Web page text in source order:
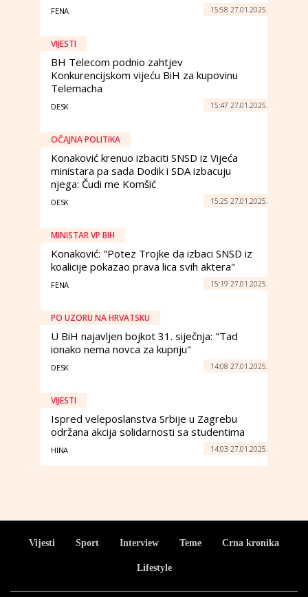
FENA 15:58 27.01.2025.
VIJESTI
BH Telecom podnio zahtjev
Konkurencijskom vijeću BiH za kupovinu
Telemacha
DESK 15:47 27.01.2025.
OČAJNA POLITIKA
Konaković krenuo izbaciti SNSD iz Vijeća
ministara pa sada Dodik i SDA izbacuju
njega: Čudi me Komšić
DESK 15:25 27.01.2025.
MINISTAR VP BIH
Konaković: "Potez Trojke da izbaci SNSD iz
koalicije pokazao prava lica svih aktera"
FENA 15:19 27.01.2025.
PO UZORU NA HRVATSKU
U BiH najavljen bojkot 31. siječnja: "Tad
ionako nema novca za kupnju"
DESK 14:08 27.01.2025.
VIJESTI
Ispred veleposlanstva Srbije u Zagrebu
održana akcija solidarnosti sa studentima
HINA 14:03 27.01.2025.
Vijesti Sport Interview Teme Crna kronika
Lifestyle